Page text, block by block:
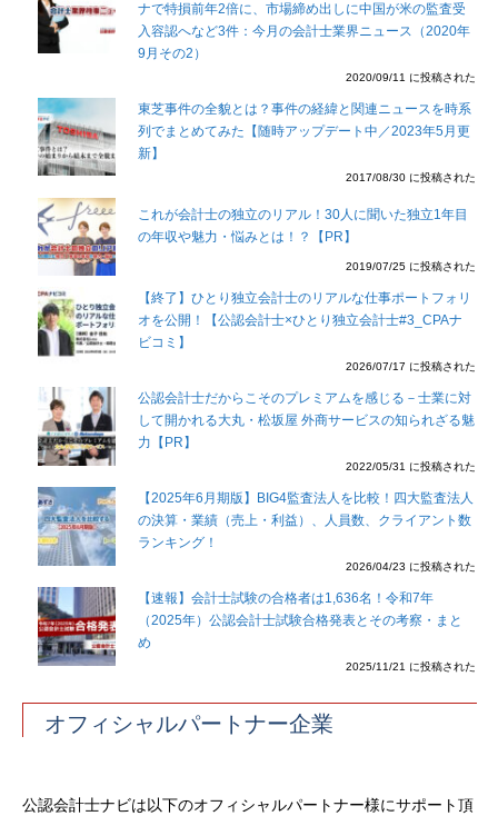
ナで特損前年2倍に、市場締め出しに中国が米の監査受
入容認へなど3件：今月の会計士業界ニュース（2020年
9月その2）
2020/09/11 に投稿された
東芝事件の全貌とは？事件の経緯と関連ニュースを時系
列でまとめてみた【随時アップデート中／2023年5月更
新】
2017/08/30 に投稿された
これが会計士の独立のリアル！30人に聞いた独立1年目
の年収や魅力・悩みとは！？【PR】
2019/07/25 に投稿された
【終了】ひとり独立会計士のリアルな仕事ポートフォリ
オを公開！【公認会計士×ひとり独立会計士#3_CPAナ
ビコミ】
2026/07/17 に投稿された
公認会計士だからこそのプレミアムを感じる－士業に対
して開かれる大丸・松坂屋 外商サービスの知られざる魅
力【PR】
2022/05/31 に投稿された
【2025年6月期版】BIG4監査法人を比較！四大監査法人
の決算・業績（売上・利益）、人員数、クライアント数
ランキング！
2026/04/23 に投稿された
【速報】会計士試験の合格者は1,636名！令和7年
（2025年）公認会計士試験合格発表とその考察・まと
め
2025/11/21 に投稿された
オフィシャルパートナー企業
公認会計士ナビは以下のオフィシャルパートナー様にサポート頂